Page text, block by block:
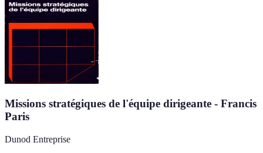
Missions stratégiques de l'équipe dirigeante - Francis
Paris
Dunod Entreprise